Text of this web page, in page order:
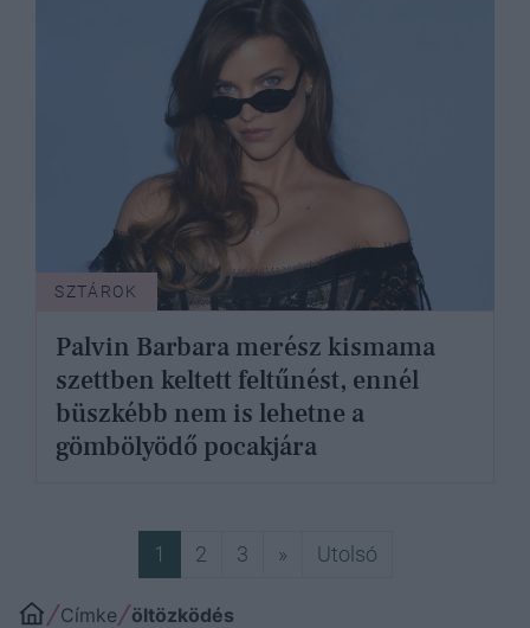
SZTÁROK
Palvin Barbara merész kismama
szettben keltett feltűnést, ennél
büszkébb nem is lehetne a
gömbölyödő pocakjára
1 2 3 »Következő
UtolsóUtolsó
Címke öltözködés